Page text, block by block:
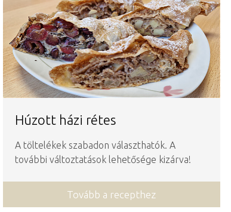
Húzott házi rétes
A töltelékek szabadon választhatók. A
további változtatások lehetősége kizárva!
Tovább a recepthez